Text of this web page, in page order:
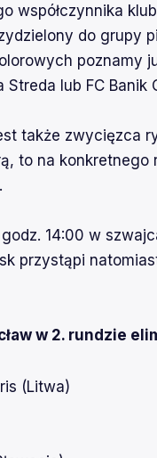
współczynnika
do grupy
poznamy
Streda lub FC Banik
także zwycięzca
to na
14:00 w
przystąpi
w 2. rundzie
(Litwa)